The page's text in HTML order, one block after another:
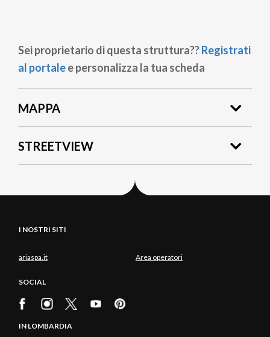
Sei proprietario di questa struttura??Registrati
al portalee personalizza la tua scheda
MAPPA
STREETVIEW
I NOSTRI SITI
ariaspa.it Area operatori
SOCIAL
IN LOMBARDIA